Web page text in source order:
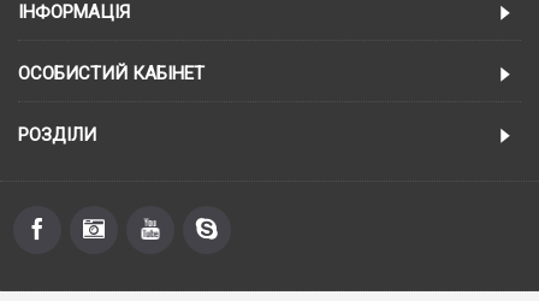
ІНФОРМАЦІЯ
ОСОБИСТИЙ КАБІНЕТ
РОЗДІЛИ